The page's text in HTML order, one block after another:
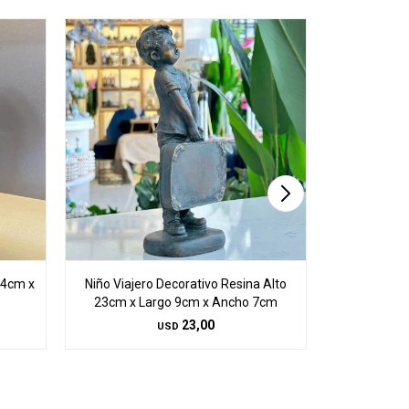
x
Niño Viajero Decorativo Resina Alto
23cm x Largo 9cm x Ancho 7cm
USD 23,00